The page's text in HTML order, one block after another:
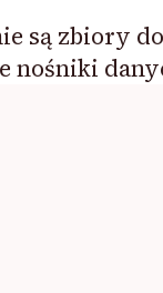
są zbiory
nośniki